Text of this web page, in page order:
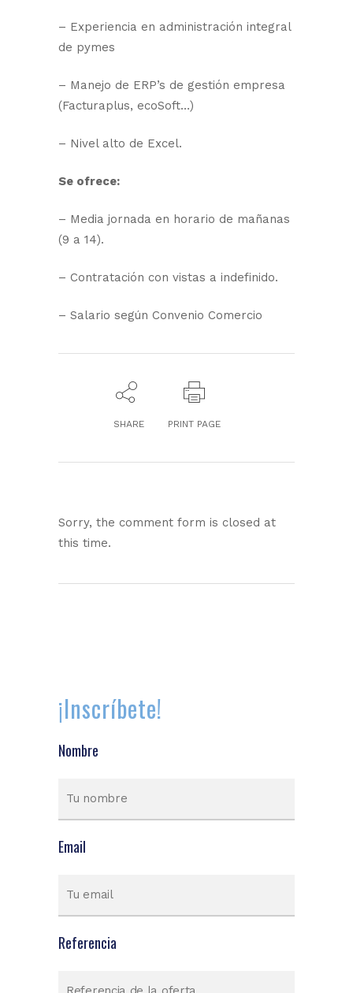
– Experiencia en administración integral
de pymes
– Manejo de ERP’s de gestión empresa
(Facturaplus, ecoSoft…)
– Nivel alto de Excel.
Se ofrece:
– Media jornada en horario de mañanas
(9 a 14).
– Contratación con vistas a indefinido.
– Salario según Convenio Comercio
SHARE PRINT PAGE
Sorry, the comment form is closed at
this time.
¡Inscríbete!
Nombre
Email
Referencia